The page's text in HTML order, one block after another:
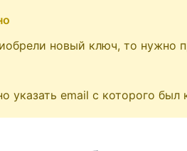
новый ключ, то нужно
указать email с которого был